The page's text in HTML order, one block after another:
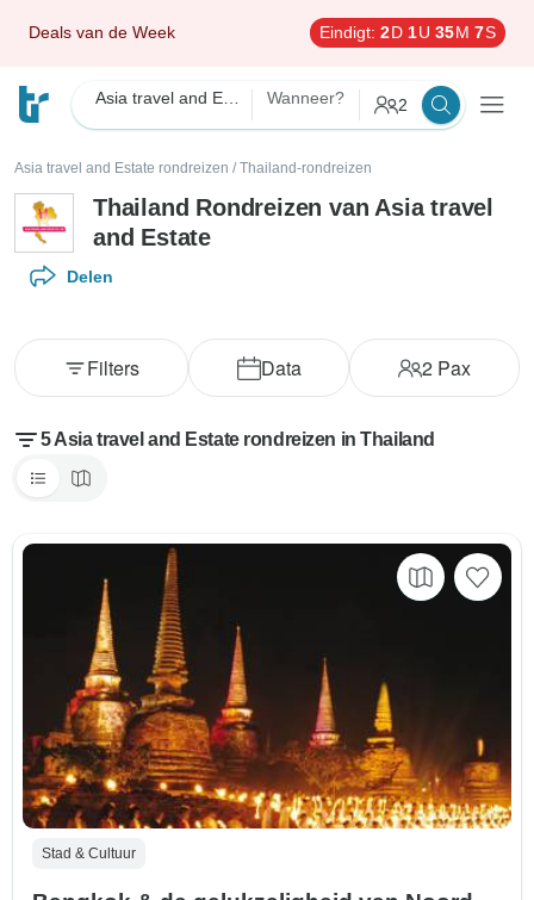
Deals van de Week Eindigt: 2D 1U 35M 6S
Wanneer? 2
Asia travel and Estate rondreizen / Thailand-rondreizen
Thailand Rondreizen van Asia travel
and Estate
Delen
Data 2 Pax
Filters
5 Asia travel and Estate rondreizen in Thailand
Stad & Cultuur